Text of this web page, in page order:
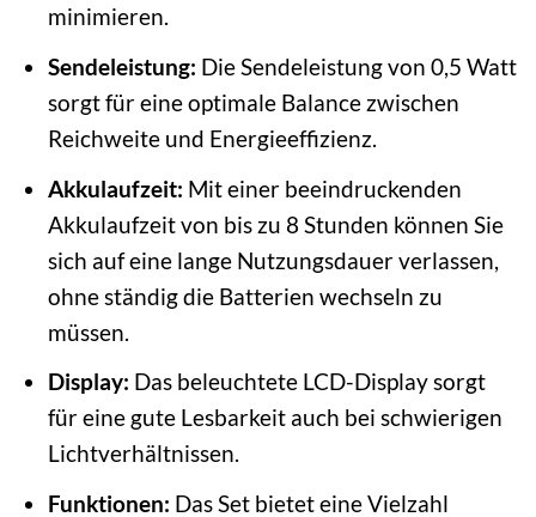
minimieren.
Sendeleistung: Die Sendeleistung von 0,5 Watt
sorgt für eine optimale Balance zwischen
Reichweite und Energieeffizienz.
Akkulaufzeit: Mit einer beeindruckenden
Akkulaufzeit von bis zu 8 Stunden können Sie
sich auf eine lange Nutzungsdauer verlassen,
ohne ständig die Batterien wechseln zu
müssen.
Display: Das beleuchtete LCD-Display sorgt
für eine gute Lesbarkeit auch bei schwierigen
Lichtverhältnissen.
Funktionen: Das Set bietet eine Vielzahl